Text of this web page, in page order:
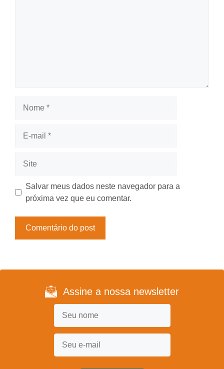
Salvar meus dados neste navegador para a
próxima vez que eu comentar.
Assine a nossa newsletter